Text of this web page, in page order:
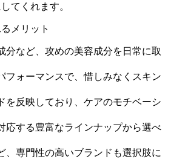
てくれます。
メリット
分など、攻めの美容成分を日常に取
フォーマンスで、惜しみなくスキン
を反映しており、ケアのモチベーシ
応する豊富なラインナップから選べ
、専門性の高いブランドも選択肢に